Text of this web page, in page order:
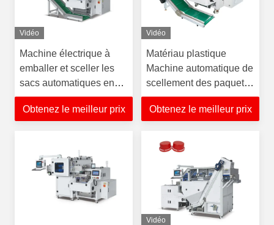
Vidéo
Machine électrique à
emballer et sceller les
sacs automatiques en
PE film pour le matériel
Obtenez le meilleur prix
Vidéo
Matériau plastique
Machine automatique de
scellement des paquets
multifonctionnelle
AC220V
Obtenez le meilleur prix
Vidéo